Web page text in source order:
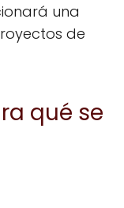
una
de
qué se